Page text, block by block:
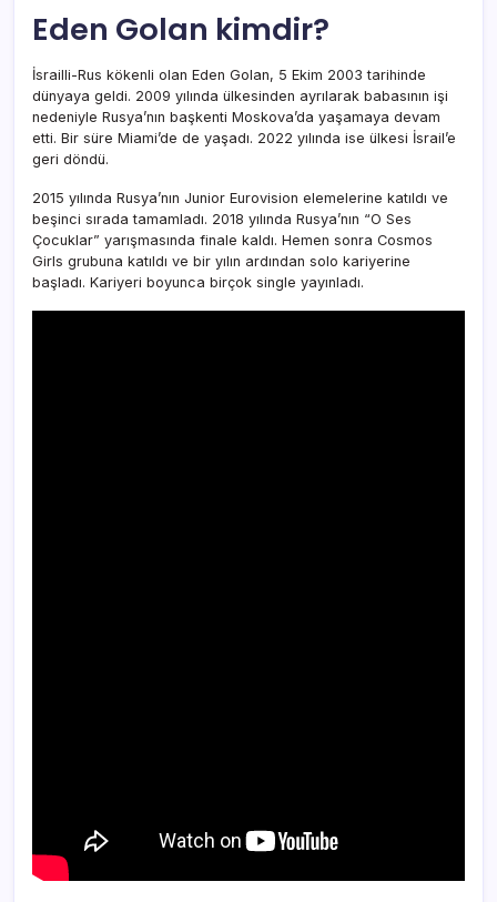
Eden Golan kimdir?
İsrailli-Rus kökenli olan Eden Golan, 5 Ekim 2003 tarihinde
dünyaya geldi. 2009 yılında ülkesinden ayrılarak babasının işi
nedeniyle Rusya’nın başkenti Moskova’da yaşamaya devam
etti. Bir süre Miami’de de yaşadı. 2022 yılında ise ülkesi İsrail’e
geri döndü.
2015 yılında Rusya’nın Junior Eurovision elemelerine katıldı ve
beşinci sırada tamamladı. 2018 yılında Rusya’nın “O Ses
Çocuklar” yarışmasında finale kaldı. Hemen sonra Cosmos
Girls grubuna katıldı ve bir yılın ardından solo kariyerine
başladı. Kariyeri boyunca birçok single yayınladı.